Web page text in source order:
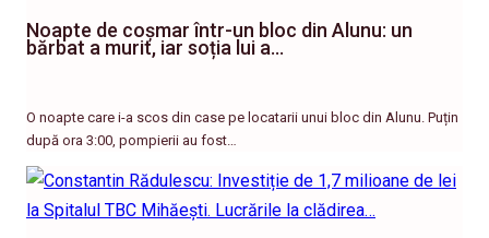
Noapte de coșmar într-un bloc din Alunu: un
bărbat a murit, iar soția lui a…
O noapte care i-a scos din case pe locatarii unui bloc din Alunu. Puțin
după ora 3:00, pompierii au fost…